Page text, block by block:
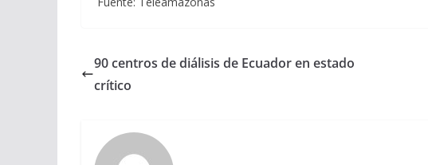
90 centros de diálisis de Ecuador en estado
crítico